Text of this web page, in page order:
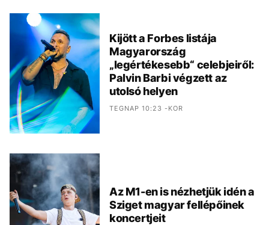
Kijött a Forbes listája
Magyarország
„legértékesebb“ celebjeiről:
Palvin Barbi végzett az
utolsó helyen
TEGNAP 10:23 -KOR
Az M1-en is nézhetjük idén a
Sziget magyar fellépőinek
koncertjeit